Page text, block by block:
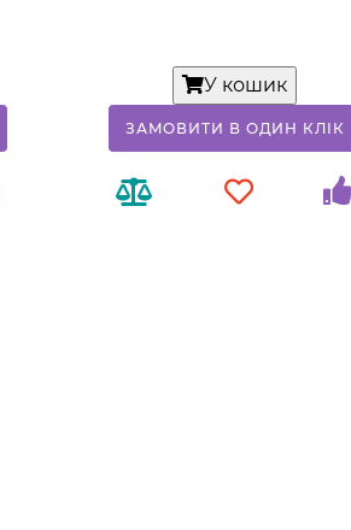
У кошик
ЗАМОВИТИ В ОДИН КЛIК